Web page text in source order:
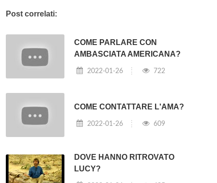
Post correlati:
COME PARLARE CON
AMBASCIATA AMERICANA?
2022-01-26 722
COME CONTATTARE L'AMA?
2022-01-26 609
DOVE HANNO RITROVATO
LUCY?